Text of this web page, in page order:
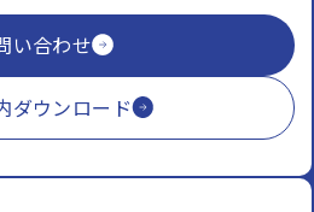
い合わせ
ダウンロード